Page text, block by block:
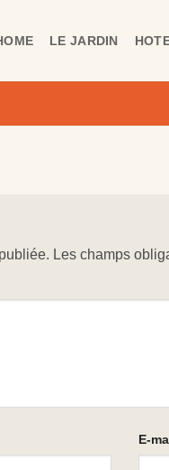
LE JARDIN
Les champs
E-